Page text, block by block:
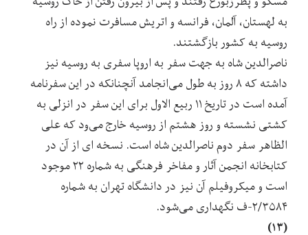
به لهستان، آلمان، فرانسه و اتریش مسافرت نموده از راه
روسیه به کشور بازگشتند.
ناصرالدین شاه به جهت سفر به اروپا سفری به روسیه نیز
داشته که ۸ روز به طول می‌انجامد آنچنانکه در این سفرنامه
آمده است در تاریخ ۱۱ ربیع الاول برای این سفر در انزلی به
کشتی نشسته و روز هشتم از روسیه خارج می‌ود که علی
الظاهر سفر دوم ناصرالدین شاه است. نسخه ای از آن در
کتابخانه انجمن آثار و مفاخر فرهنگی به شماره ۲۲ موجود
است و میکروفیلم آن نیز در دانشگاه تهران به شماره
۲/۳۵۸۴-ف نگهداری می‌شود.
(۱۳)